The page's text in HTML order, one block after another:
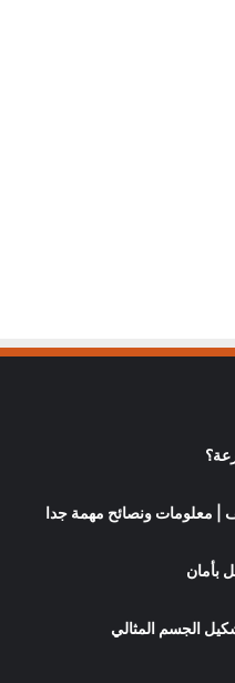
| معلومات ونصائح مهمة جدا
بأمان
الجسم المثالي